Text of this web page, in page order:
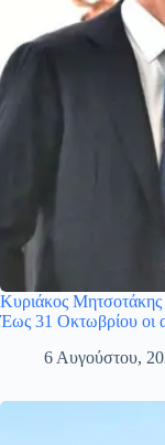
Κυριάκος
Έως 31 Οκτωβρίου οι
6 Αυγούστου,